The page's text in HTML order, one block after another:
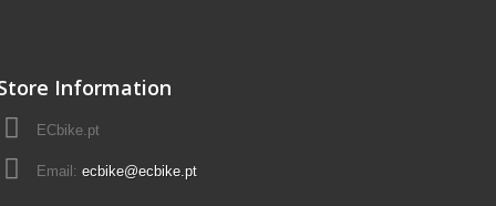
Information
ECbike.pt
Email: ecbike@ecbike.pt